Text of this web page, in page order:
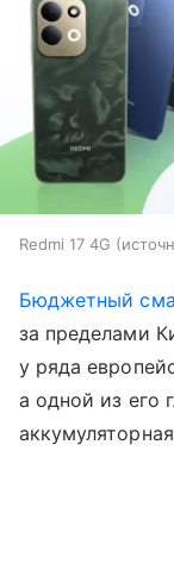
Redmi 17 4G
Бюджетный
за пределами
у ряда
а одной из его